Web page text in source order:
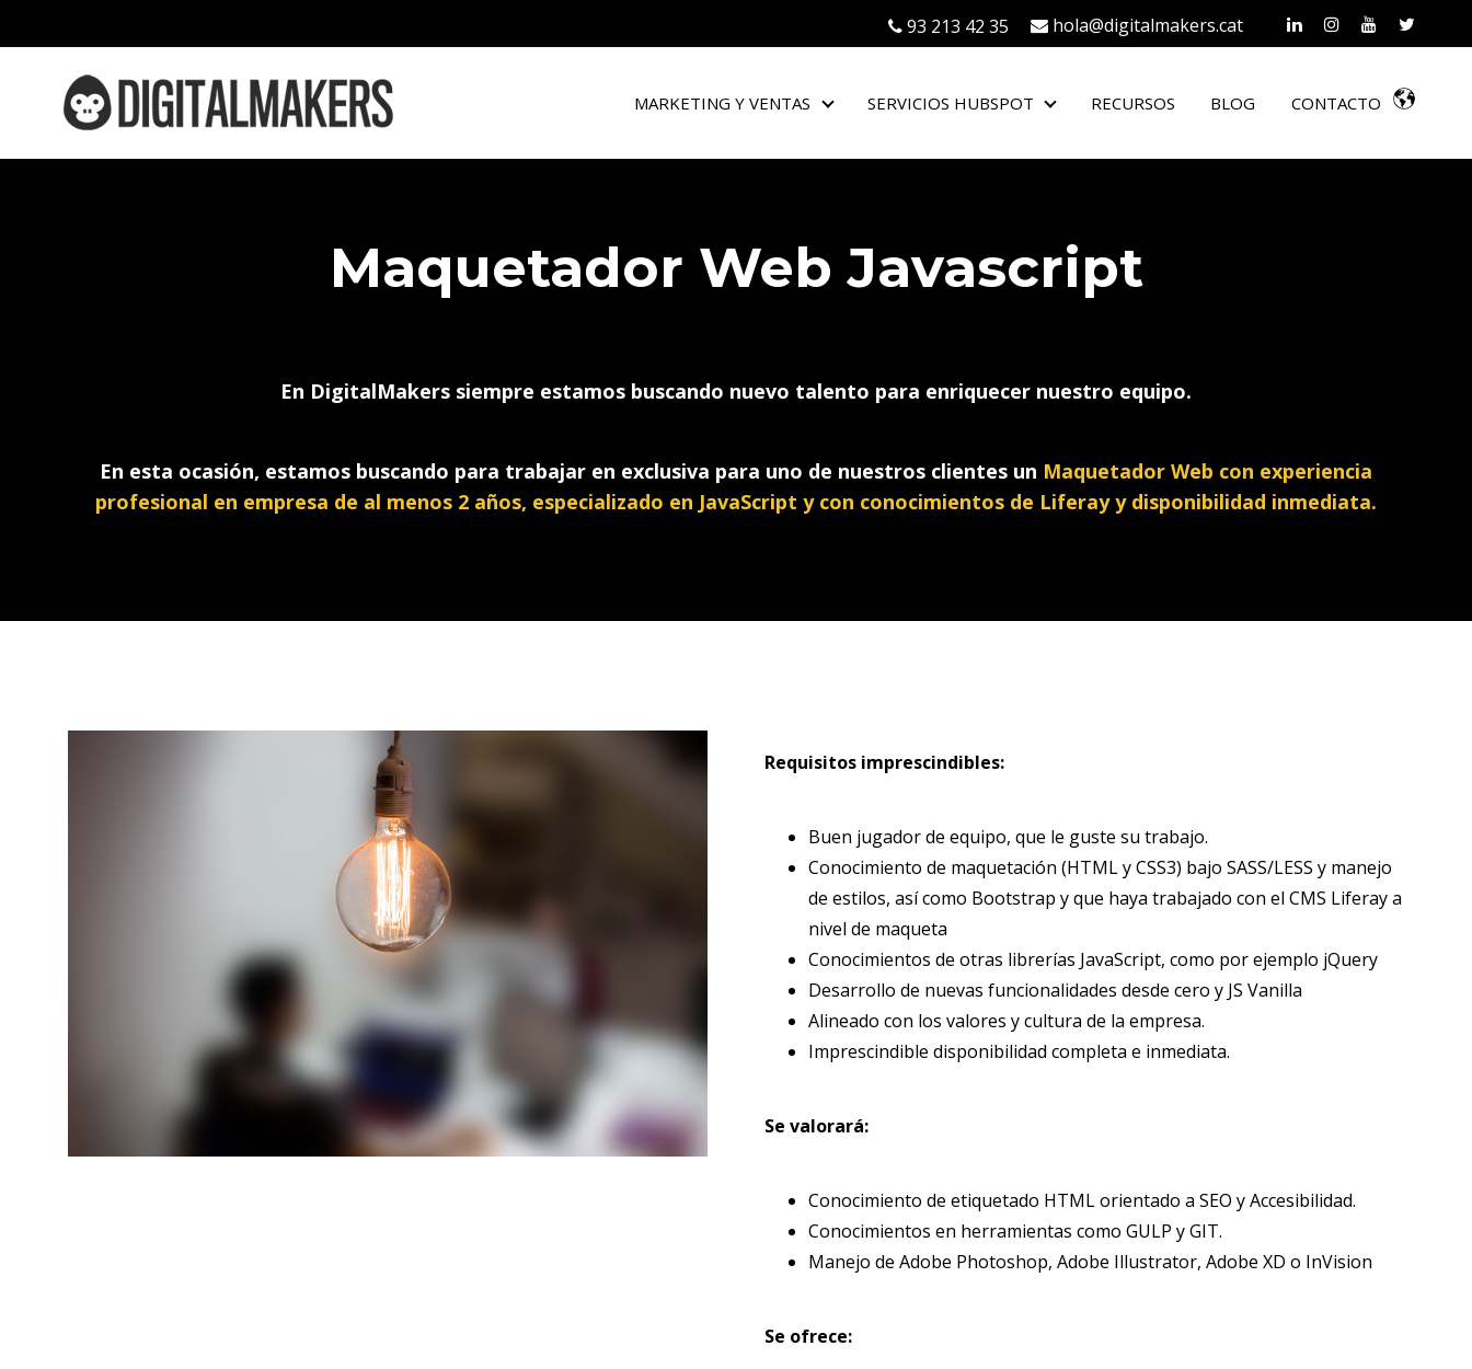
hola@digitalmakers.cat
93 213 42 35
MARKETING Y VENTAS SERVICIOS HUBSPOT RECURSOS BLOG CONTACTO
Maquetador Web Javascript
En DigitalMakers siempre estamos buscando nuevo talento para enriquecer nuestro equipo.
En esta ocasión, estamos buscando para trabajar en exclusiva para uno de nuestros clientes un Maquetador Web con experiencia
profesional en empresa de al menos 2 años, especializado en JavaScript y con conocimientos de Liferay y disponibilidad inmediata.
Requisitos imprescindibles:
Buen jugador de equipo, que le guste su trabajo.
Conocimiento de maquetación (HTML y CSS3) bajo SASS/LESS y manejo
de estilos, así como Bootstrap y que haya trabajado con el CMS Liferay a
nivel de maqueta
Conocimientos de otras librerías JavaScript, como por ejemplo jQuery
Desarrollo de nuevas funcionalidades desde cero y JS Vanilla
Alineado con los valores y cultura de la empresa.
Imprescindible disponibilidad completa e inmediata.
Se valorará:
Conocimiento de etiquetado HTML orientado a SEO y Accesibilidad.
Conocimientos en herramientas como GULP y GIT.
Manejo de Adobe Photoshop, Adobe Illustrator, Adobe XD o InVision
Se ofrece: